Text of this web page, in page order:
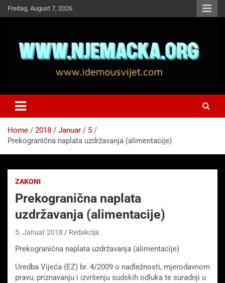
Skip
to
Freitag, August 7, 2026
Idemo u Svijet-Njemacka!
Home 2018 Januar
5
Prekogranična naplata uzdržavanja (alimentacije)
ZAKONI
Prekogranična naplata
uzdržavanja (alimentacije)
5. Januar 2018 Redakcija
Prekogranična naplata uzdržavanja (alimentacije)
Uredba Vijeća (EZ) br. 4/2009 o nadležnosti, mjerodavnom
pravu, priznavanju i izvršenju sudskih odluka te suradnji u